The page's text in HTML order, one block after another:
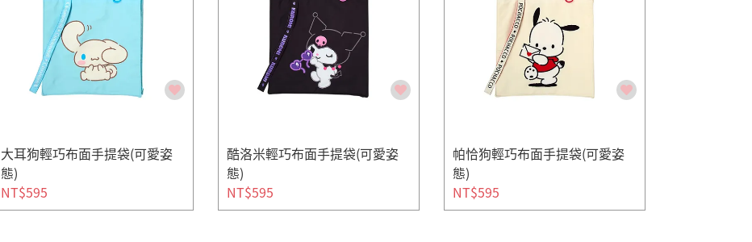
大耳狗輕巧布面手提袋(可愛姿
態)
NT$595
酷洛米輕巧布面手提袋(可愛姿
態)
NT$595
帕恰狗輕巧布面手提袋(可愛姿
態)
NT$595